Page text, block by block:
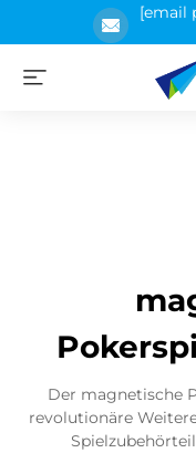
[email
Der magnetische
revolutionäre